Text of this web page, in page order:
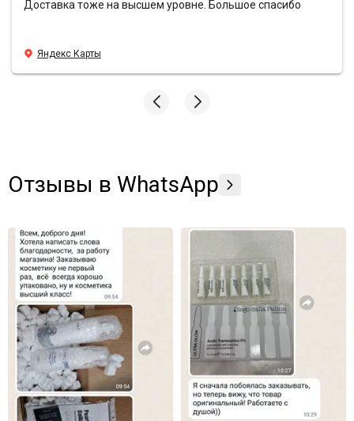
Доставка тоже на высшем уровне. Большое спасибо
Яндекс Карты
Отзывы в WhatsApp